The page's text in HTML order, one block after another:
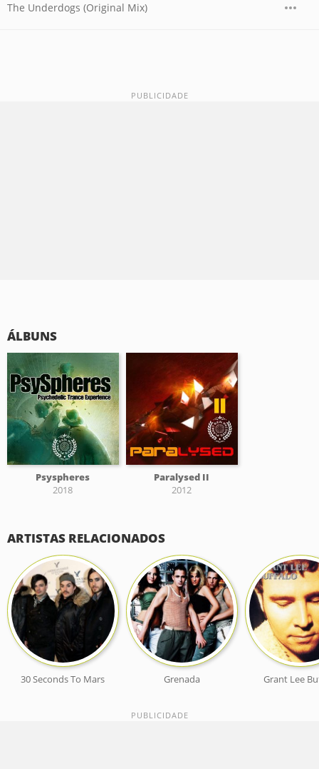
The Underdogs (Original Mix)
ÁLBUNS
Psyspheres
2018
Paralysed II
2012
ARTISTAS RELACIONADOS
30 Seconds To Mars Grenada Grant Lee